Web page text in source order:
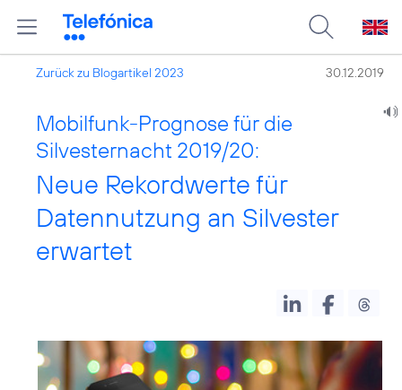
Zurück zu Blogartikel 2023 30.12.2019
Mobilfunk-Prognose für die
Silvesternacht 2019/20:
Neue Rekordwerte für
Datennutzung an Silvester
erwartet